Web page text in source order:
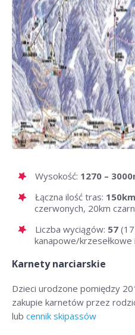
Wysokość: 1270 –
Łączna ilość tras: 150km
czerwonych, 20km
Liczba wyciągów: 57
kanapowe/
Karnety narciarskie
Dzieci urodzone pomiędzy
zakupie karnetów przez
lub cennik skipassów